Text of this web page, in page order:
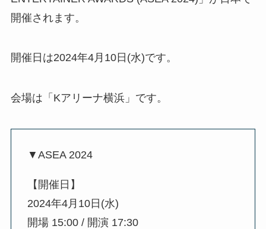
開催されます。
開催日は2024年4月10日(水)です。
会場は「Kアリーナ横浜」です。
▼ASEA 2024
【開催日】
2024年4月10日(水)
開場 15:00 / 開演 17:30